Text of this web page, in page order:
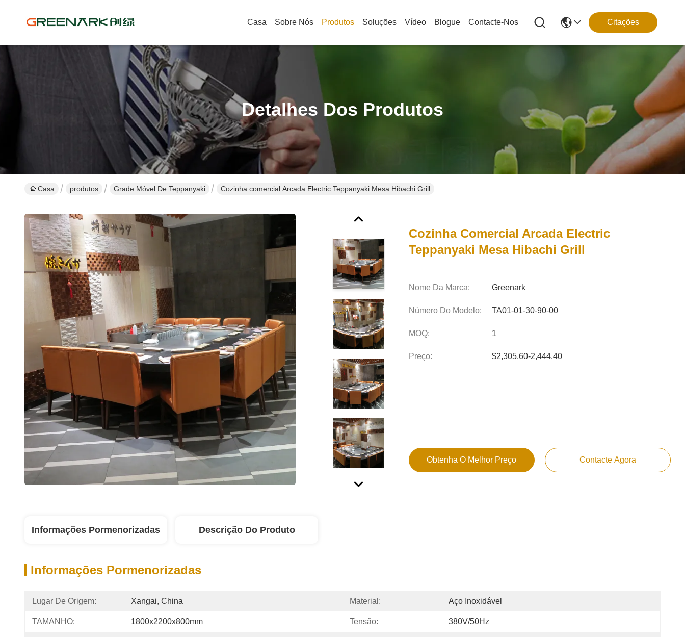
Casa Sobre Nós Produtos Soluções Vídeo Blogue Contacte-Nos Citações
Detalhes Dos Produtos
Casa produtos Grade Móvel De Teppanyaki Cozinha comercial Arcada Electric Teppanyaki Mesa Hibachi Grill
Cozinha Comercial Arcada Electric
Teppanyaki Mesa Hibachi Grill
Nome Da Marca: Greenark
Número Do Modelo: TA01-01-30-90-00
MOQ: 1
Preço: $2,305.60-2,444.40
Obtenha O Melhor Preço Contacte Agora
Informações Pormenorizadas Descrição Do Produto
Informações Pormenorizadas
Lugar De Origem: Xangai, China Material: Aço Inoxidável
TAMANHO: 1800x2200x800mm Tensão: 380V/50Hz